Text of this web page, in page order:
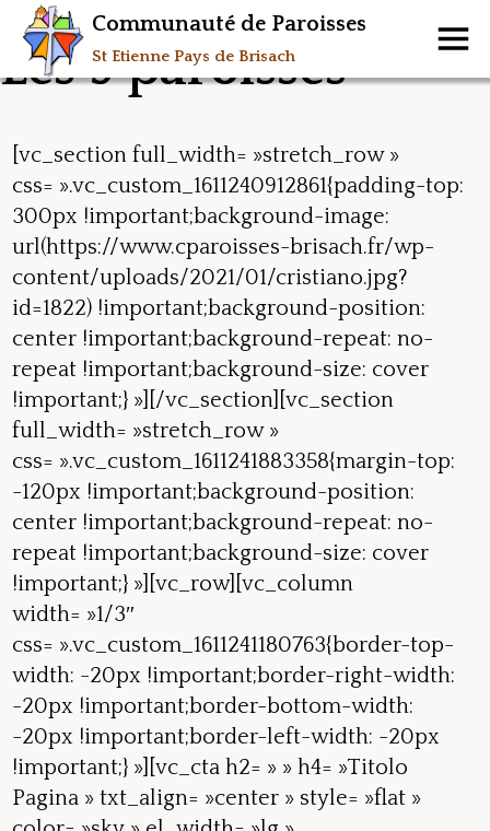
Communauté de Paroisses
St Etienne Pays de Brisach
Les 9 paroisses
[vc_section full_width= »stretch_row »
css= ».vc_custom_1611240912861{padding-top:
300px !important;background-image:
url(https://www.cparoisses-brisach.fr/wp-
content/uploads/2021/01/cristiano.jpg?
id=1822) !important;background-position:
center !important;background-repeat: no-
repeat !important;background-size: cover
!important;} »][/vc_section][vc_section
full_width= »stretch_row »
css= ».vc_custom_1611241883358{margin-top:
-120px !important;background-position:
center !important;background-repeat: no-
repeat !important;background-size: cover
!important;} »][vc_row][vc_column
width= »1/3″
css= ».vc_custom_1611241180763{border-top-
width: -20px !important;border-right-width:
-20px !important;border-bottom-width:
-20px !important;border-left-width: -20px
!important;} »][vc_cta h2= » » h4= »Titolo
Pagina » txt_align= »center » style= »flat »